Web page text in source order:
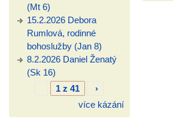
(Mt 6)
15.2.2026 Debora
Rumlová, rodinné
bohoslužby (Jan 8)
8.2.2026 Daniel Ženatý
(Sk 16)
1 z 41
›
více kázání